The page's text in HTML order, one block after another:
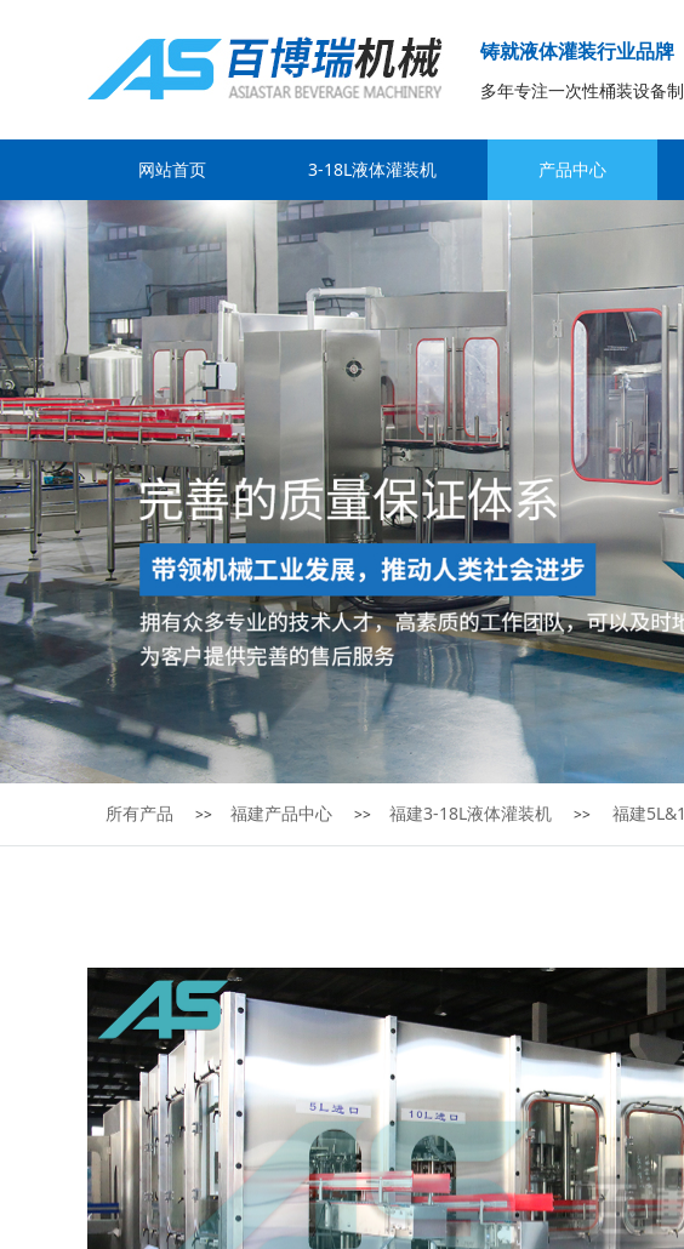
铸就液体灌装行业品牌
多年专注一次性桶装设备
网站首页 3-18L液体灌装机 产品中心
所有产品 >> 福建产品中心 >> 福建3-18L液体灌装机 >> 福建